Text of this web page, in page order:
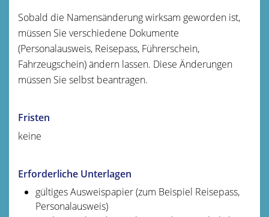
Sobald die Namensänderung wirksam geworden ist,
müssen Sie verschiedene Dokumente
(Personalausweis, Reisepass, Führerschein,
Fahrzeugschein)ändern lassen. Diese Änderungen
müssen Sie selbst beantragen.
Fristen
keine
Erforderliche Unterlagen
gültiges Ausweispapier (zum Beispiel Reisepass,
Personalausweis)